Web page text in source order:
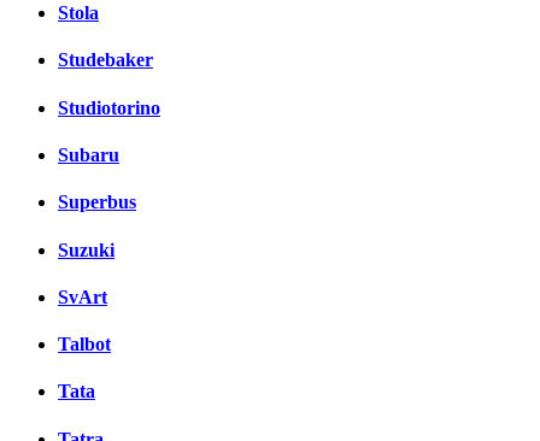
Stola
Studebaker
Studiotorino
Subaru
Superbus
Suzuki
SvArt
Talbot
Tata